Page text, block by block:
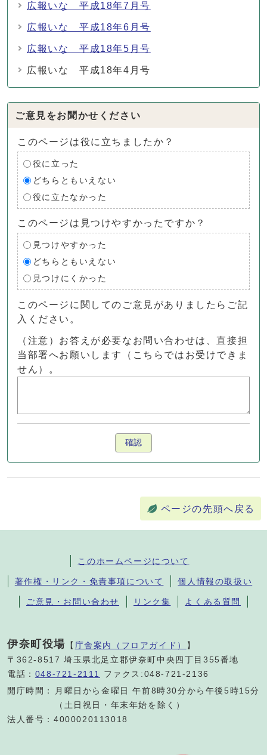
広報いな 平成18年7月号
広報いな 平成18年6月号
広報いな 平成18年5月号
広報いな 平成18年4月号
ご意見をお聞かせください
このページは役に立ちましたか？
役に立った
どちらともいえない
役に立たなかった
このページは見つけやすかったですか？
見つけやすかった
どちらともいえない
見つけにくかった
このページに関してのご意見がありましたらご記
入ください。
（注意）お答えが必要なお問い合わせは、直接担
当部署へお願いします（こちらではお受けできま
せん）。
確認
ページの先頭へ戻る
このホームページについて
著作権・リンク・免責事項について 個人情報の取扱い
ご意見・お問い合わせ リンク集 よくある質問
伊奈町役場 【 庁舎案内（フロアガイド） 】
〒362-8517 埼玉県北足立郡伊奈町中央四丁目355番地
電話： 048-721-2111
ファクス:048-721-2136
開庁時間：
月曜日から金曜日 午前8時30分から午後5時15分
（土日祝日・年末年始を除く）
法人番号：4000020113018